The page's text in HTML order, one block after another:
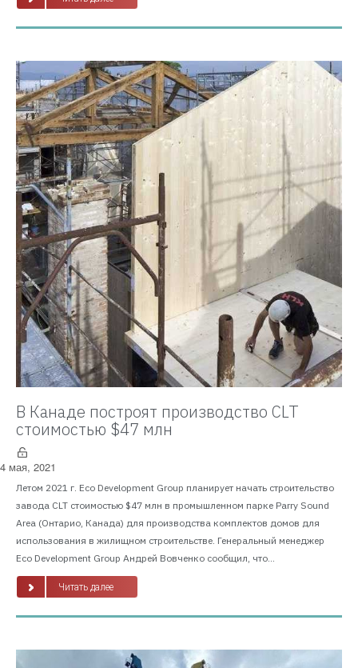
В Канаде построят производство CLT
стоимостью $47 млн
4 мая, 2021
Летом 2021 г. Eco Development Group планирует начать строительство
завода CLT стоимостью $47 млн в промышленном парке Parry Sound
Area (Онтарио, Канада) для производства комплектов домов для
использования в жилищном строительстве. Генеральный менеджер
Eco Development Group Андрей Вовченко сообщил, что...
Читать далее